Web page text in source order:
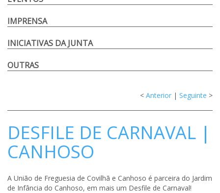
IMPRENSA
INICIATIVAS DA JUNTA
OUTRAS
< Anterior | Seguinte >
DESFILE DE CARNAVAL |
CANHOSO
A União de Freguesia de Covilhã e Canhoso é parceira do Jardim
de Infância do Canhoso, em mais um Desfile de Carnaval!